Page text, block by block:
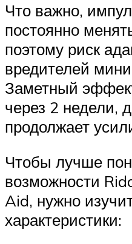
Что важно,
постоянно
поэтому риск
вредителей
Заметный
через 2 недели,
продолжает
Чтобы лучше
возможности
Aid, нужно
характеристики: